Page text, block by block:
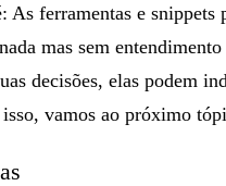
As ferramentas e snippets
mas sem
decisões, elas podem
vamos ao próximo